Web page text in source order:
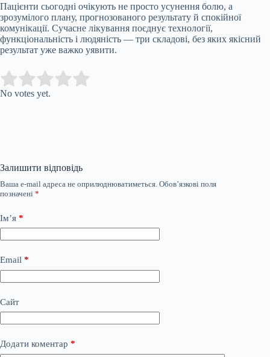
Пацієнти сьогодні очікують не просто усунення болю, а
зрозумілого плану, прогнозованого результату й спокійної
комунікації. Сучасне лікування поєднує технології,
функціональність і людяність — три складові, без яких якісний
результат уже важко уявити.
Rate this item:
No votes yet.
Залишити відповідь
Ваша e-mail адреса не оприлюднюватиметься. Обов’язкові поля
позначені *
Ім’я *
Email *
Сайт
Додати коментар *